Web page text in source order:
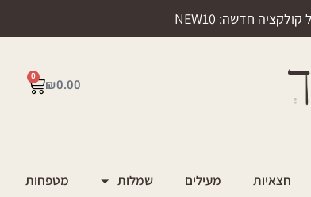
₪0.00
0
חצאיות מעילים שמלות מטפחות